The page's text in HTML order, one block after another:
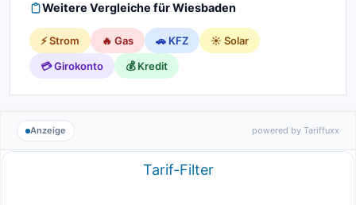
Weitere Vergleiche für Wiesbaden
⚡ Strom 🔥 Gas 🚗 KFZ
☀️ Solar
💳 Girokonto
💰 Kredit
Anzeige powered by Tariffuxx